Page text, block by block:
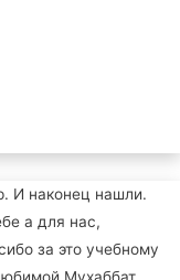
И наконец нашли.
а для нас,
за это учебному